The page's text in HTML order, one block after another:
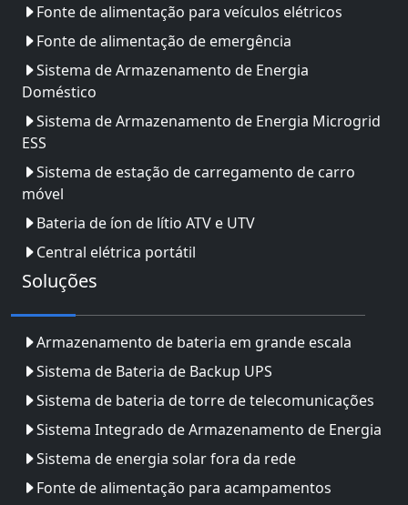
Fonte de alimentação para veículos elétricos
Fonte de alimentação de emergência
Sistema de Armazenamento de Energia
Doméstico
Sistema de Armazenamento de Energia Microgrid
ESS
Sistema de estação de carregamento de carro
móvel
Bateria de íon de lítio ATV e UTV
Central elétrica portátil
Soluções
Armazenamento de bateria em grande escala
Sistema de Bateria de Backup UPS
Sistema de bateria de torre de telecomunicações
Sistema Integrado de Armazenamento de Energia
Sistema de energia solar fora da rede
Fonte de alimentação para acampamentos